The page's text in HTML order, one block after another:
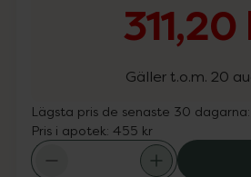
Gäller t.o.m. 20
Lägsta pris de senaste 30 dagarna:
Pris i apotek: 455 kr